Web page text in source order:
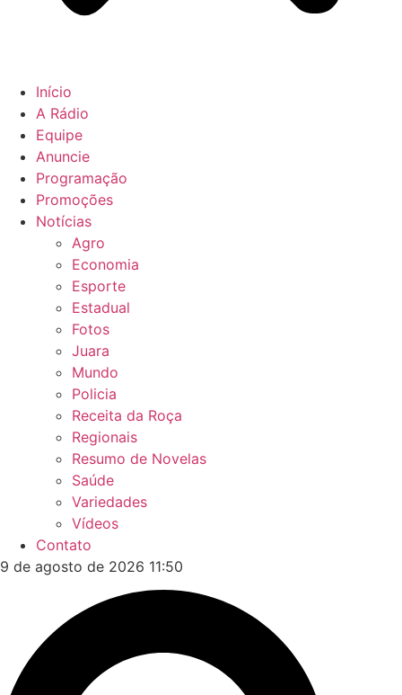
Início
A Rádio
Equipe
Anuncie
Programação
Promoções
Notícias
Agro
Economia
Esporte
Estadual
Fotos
Juara
Mundo
Policia
Receita da Roça
Regionais
Resumo de Novelas
Saúde
Variedades
Vídeos
Contato
9 de agosto de 2026 11:50